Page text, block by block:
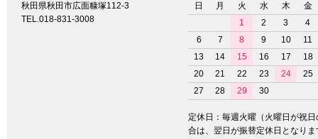
秋田県秋田市広面糠塚112-3
TEL.018-831-3008
日
月 火 水 木
金
1
2 3
4
6
7 8 9 10
11
13
14 15 16 17
18
20
21 22 23 24
25
27
28 29 30
定休日：毎週火曜（火曜日が祝日
合は、翌日が振替定休日となりま